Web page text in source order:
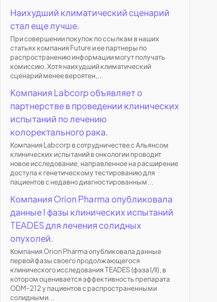
Наихудший климатический сценарий
стал еще лучше.
При совершении покупок по ссылкам в наших
статьях компания Future и ее партнеры по
распространению информации могут получать
комиссию. Хотя наихудший климатический
сценарий менее вероятен,...
Компания Labcorp объявляет о
партнерстве в проведении клинических
испытаний по лечению
колоректального рака.
Компания Labcorp в сотрудничестве с Альянсом
клинических испытаний в онкологии проводит
новое исследование, направленное на расширение
доступа к генетическому тестированию для
пациентов с недавно диагностированным...
Компания Orion Pharma опубликовала
данные I фазы клинических испытаний
TEADES для лечения солидных
опухолей.
Компания Orion Pharma опубликовала данные
первой фазы своего продолжающегося
клинического исследования TEADES (фаза I/II), в
котором оценивается эффективность препарата
ODM-212 у пациентов с распространенными
солидными...